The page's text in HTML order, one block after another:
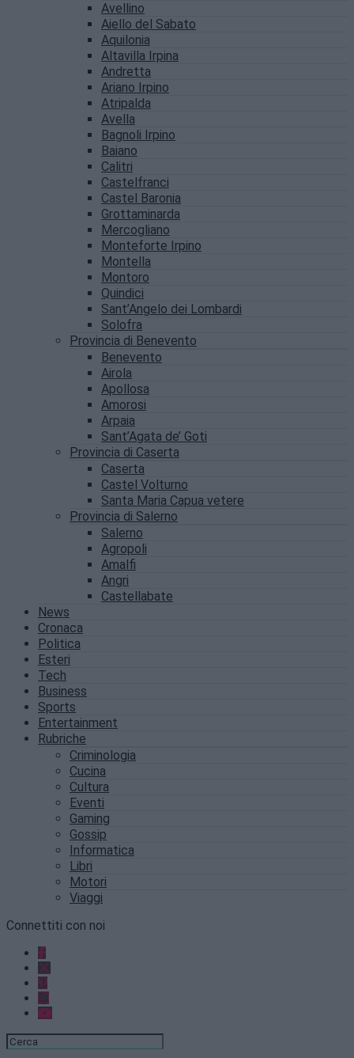
Avellino
Aiello del Sabato
Aquilonia
Altavilla Irpina
Andretta
Ariano Irpino
Atripalda
Avella
Bagnoli Irpino
Baiano
Calitri
Castelfranci
Castel Baronia
Grottaminarda
Mercogliano
Monteforte Irpino
Montella
Montoro
Quindici
Sant’Angelo dei Lombardi
Solofra
Provincia di Benevento
Benevento
Airola
Apollosa
Amorosi
Arpaia
Sant’Agata de’ Goti
Provincia di Caserta
Caserta
Castel Volturno
Santa Maria Capua vetere
Provincia di Salerno
Salerno
Agropoli
Amalfi
Angri
Castellabate
News
Cronaca
Politica
Esteri
Tech
Business
Sports
Entertainment
Rubriche
Criminologia
Cucina
Cultura
Eventi
Gaming
Gossip
Informatica
Libri
Motori
Viaggi
Connettiti con noi